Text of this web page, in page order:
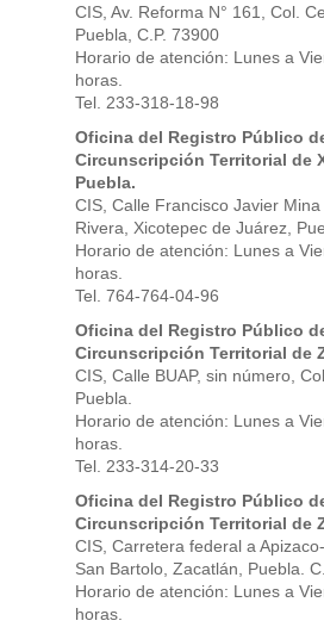
CIS, Av. Reforma N° 161, Col.
Puebla, C.P. 73900
Horario de atención: Lunes a
horas.
Tel. 233-318-18-98
Oficina del Registro Público
Circunscripción Territorial de
Puebla.
CIS, Calle Francisco Javier
Rivera, Xicotepec de Juárez,
Horario de atención: Lunes a
horas.
Tel. 764-764-04-96
Oficina del Registro Público
Circunscripción Territorial de
CIS, Calle BUAP, sin número,
Puebla.
Horario de atención: Lunes a
horas.
Tel. 233-314-20-33
Oficina del Registro Público
Circunscripción Territorial de
CIS, Carretera federal a
San Bartolo, Zacatlán, Puebla.
Horario de atención: Lunes a
horas.